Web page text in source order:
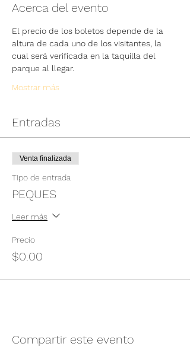
Acerca del evento
El precio de los boletos depende de la
altura de cada uno de los visitantes, la
cual será verificada en la taquilla del
parque al llegar.
Mostrar más
Entradas
Venta finalizada
Tipo de entrada
PEQUES
Leer más
Precio
$0.00
Compartir este evento